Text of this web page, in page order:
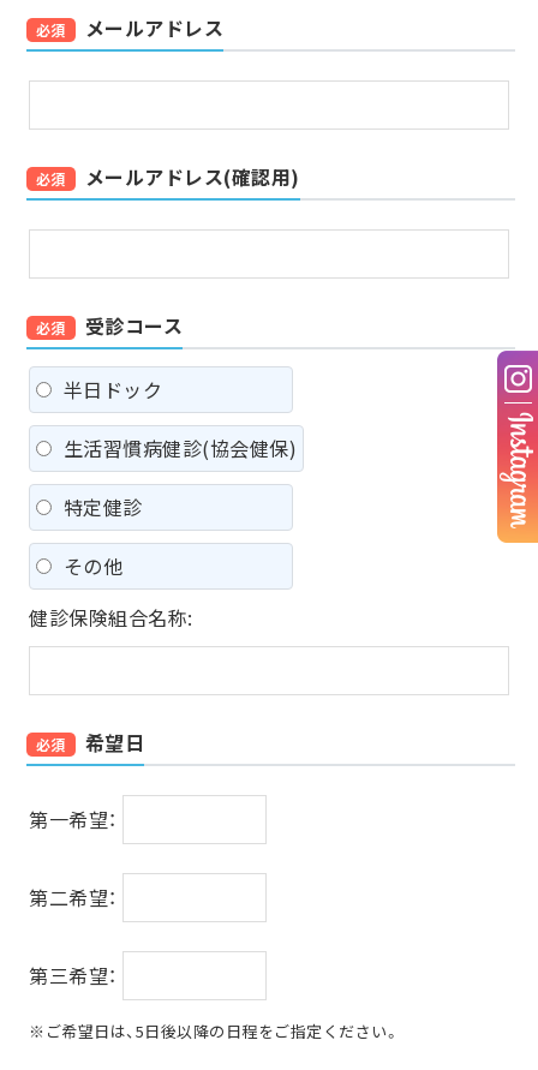
必須 メールアドレス
必須 メールアドレス(確認用)
必須 受診コース
半日ドック
生活習慣病健診(協会健保)
特定健診
その他
健診保険組合名称:
必須 希望日
第一希望：
第二希望：
第三希望：
※ご希望日は、5日後以降の日程をご指定ください。